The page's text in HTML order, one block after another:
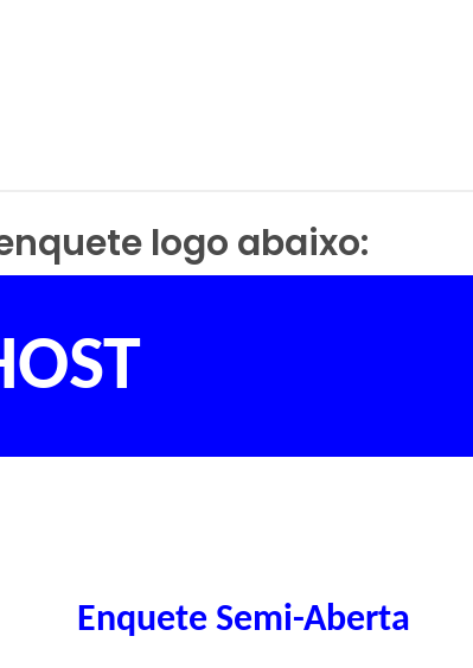
logo abaixo:
Enquete Semi-Aberta